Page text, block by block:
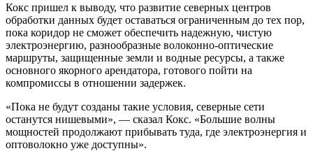
Кокс пришел к выводу, что развитие северных центров
обработки данных будет оставаться ограниченным до тех пор,
пока коридор не сможет обеспечить надежную, чистую
электроэнергию, разнообразные волоконно-оптические
маршруты, защищенные земли и водные ресурсы, а также
основного якорного арендатора, готового пойти на
компромиссы в отношении задержек.
«Пока не будут созданы такие условия, северные сети
останутся нишевыми», — сказал Кокс. «Большие волны
мощностей продолжают прибывать туда, где электроэнергия и
оптоволокно уже доступны».